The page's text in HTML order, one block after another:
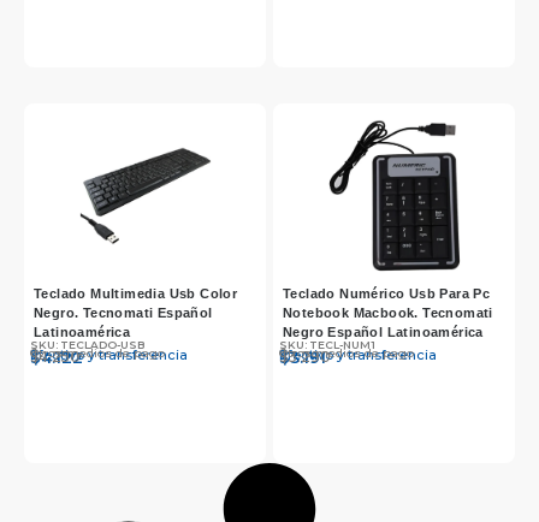
Teclado Multimedia Usb Color
Negro. Tecnomati Español
Latinoamérica
SKU: TECLADO-USB
$4.122
Efectivo y transferencia
$4.250
Otros medios de pago
Teclado Numérico Usb Para Pc
Notebook Macbook. Tecnomati
Negro Español Latinoamérica
SKU: TECL-NUM1
$3.191
Efectivo y transferencia
$3.290
Otros medios de pago